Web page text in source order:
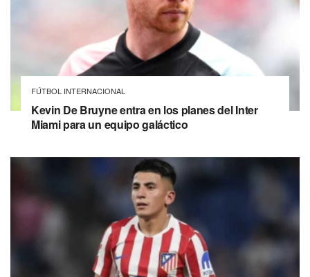
FÚTBOL INTERNACIONAL
Kevin De Bruyne entra en los planes del Inter
Miami para un equipo galáctico